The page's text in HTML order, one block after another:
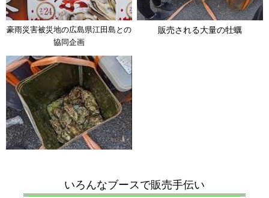
豪雨災害被災地の広島県江田島との
協同企画
販売される大量の牡蠣
いろんなブースで販売手伝い